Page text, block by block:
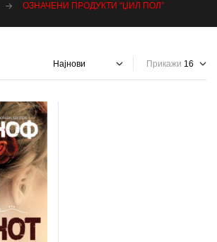
ОЗНАЧЕНИ ПРОДУКТИ “ЏИЛ ПОЛ”
Прикажи